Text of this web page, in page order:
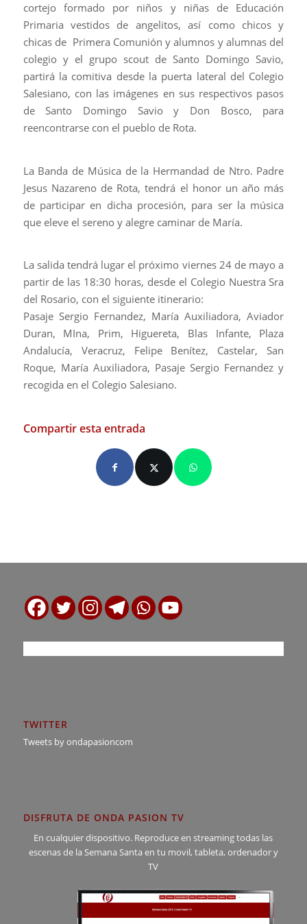
cortejo formado por niños y niñas de Educación
Primaria vestidos de angelitos, así como chicos y
chicas de Primera Comunión y alumnos y alumnas del
colegio y el grupo scout de Santo Domingo Savio,
partirá la comitiva desde la puerta lateral del Colegio
Salesiano, con las imágenes en sus respectivos pasos
de Santo Domingo Savio y Don Bosco, para
reencontrarse con el pueblo de Rota.
La Banda de Música de la Hermandad de Ntro. Padre
Jesus Nazareno de Rota, tendrá el honor un año más
de participar en dicha procesión, para ser la música
que eleve el sereno y alegre caminar de María.
La salida tendrá lugar el próximo viernes 24 de mayo a
partir de las 18:30 horas, desde el Colegio Nuestra Sra
del Rosario, con el siguiente itinerario:
Pasaje Sergio Fernandez, María Auxiliadora, Aviador
Duran, MIna, Prim, Higuereta, Blas Infante, Plaza
Andalucía, Veracruz, Felipe Benítez, Castelar, San
Roque, María Auxiliadora, Pasaje Sergio Fernandez y
recogida en el Colegio Salesiano.
Compartir esta entrada
TWITTER
Tweets by ondapasioncom
DISFRUTA DE ONDA PASION TV
En cualquier dispositivo. Reproduce en streaming todas las
escenas de la Semana Santa en tu movil, tableta, ordenador y
TV